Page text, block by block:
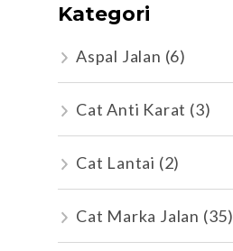
Kategori
Aspal Jalan (6)
Cat Anti Karat (3)
Cat Lantai (2)
Cat Marka Jalan (35)